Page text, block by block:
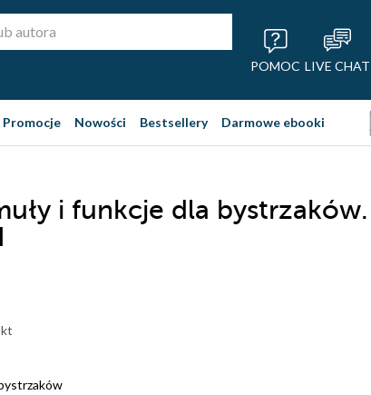
POMOC LIVE CHAT
Promocje Nowości Bestsellery Darmowe ebooki
i funkcje dla bystrzaków.